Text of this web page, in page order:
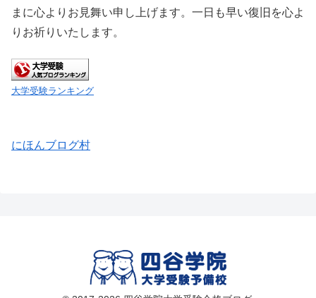
まに心よりお見舞い申し上げます。一日も早い復旧を心よ
りお祈りいたします。
大学受験ランキング
にほんブログ村